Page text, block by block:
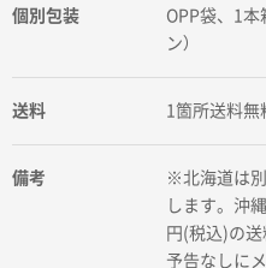
個別包装
OPP袋、1本
ン）
送料 1箇所送料
備考
※北海道は
します。沖
円(税込)の
予告なしに